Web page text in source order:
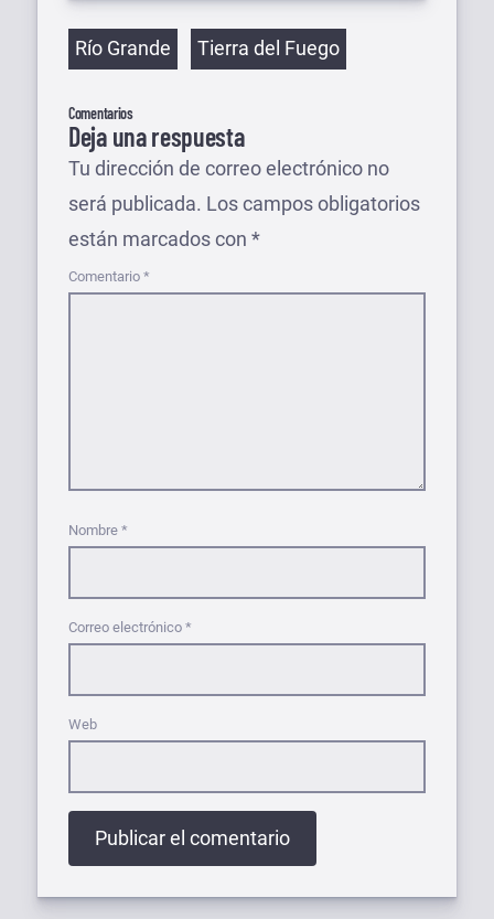
Etiquetas
Río Grande Tierra del Fuego
Comentarios
Deja una respuesta
Tu dirección de correo electrónico no
será publicada. Los campos obligatorios
están marcados con *
Comentario *
Nombre *
Correo electrónico *
Web